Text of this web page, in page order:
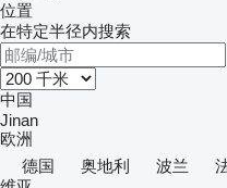
位置
在特定半径内搜索
中国
Jinan
欧洲
德国
奥地利 波兰